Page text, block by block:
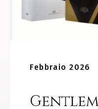
Febbraio 2026